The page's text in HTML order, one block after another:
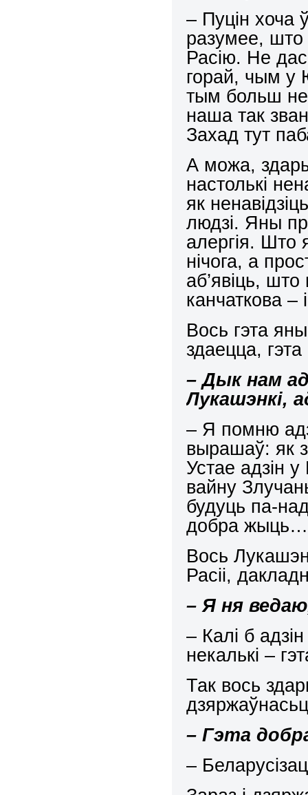
– Пуцін хоча
разумее, што
Расію. Не
горай, чым у
тым больш не
наша так
Захад тут
А можа,
настолькі
як
людзі. Яны
алергія. Што
нічога, а
аб’явіць,
канчаткова –
Вось гэта
здаецца,
– Дык нам
Лукашэнкі,
– Я помню
вырашаў: як
Устае адзін
вайну
будуць па-
добра
Вось
Расіі,
– Я ня
– Калі б
некалькі –
Так вось
– Гэта
–